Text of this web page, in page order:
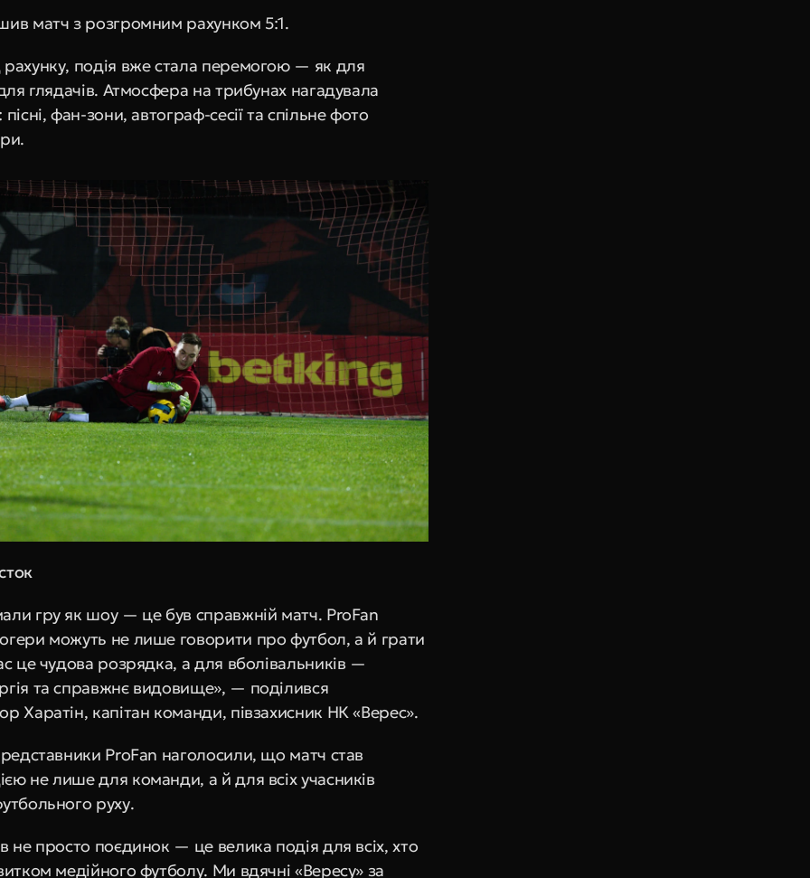
матч з розгромним рахунком 5:1.
подія вже стала перемогою — як для
глядачів. Атмосфера на трибунах нагадувала
фан-зони, автограф-сесії та спільне фото
гру як шоу — це був справжній матч. ProFan
можуть не лише говорити про футбол, а й грати
це чудова розрядка, а для вболівальників —
та справжнє видовище», — поділився
Харатін, капітан команди, півзахисник НК «Верес».
ProFan наголосили, що матч став
не лише для команди, а й для всіх учасників
руху.
не просто поєдинок — це велика подія для всіх, хто
медійного футболу. Ми вдячні «Вересу» за